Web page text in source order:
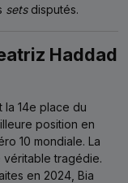
setsdisputés.
Haddad
la 14e place du
position en
10 mondiale. La
véritable tragédie.
en 2024, Bia